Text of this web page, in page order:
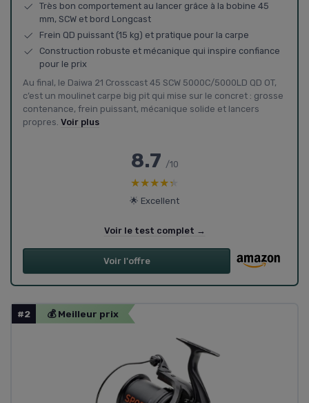
Très bon comportement au lancer grâce à la bobine 45
mm, SCW et bord Longcast
Frein QD puissant (15 kg) et pratique pour la carpe
Construction robuste et mécanique qui inspire confiance
pour le prix
Au final, le Daiwa 21 Crosscast 45 SCW 5000C/5000LD QD OT,
c’est un moulinet carpe big pit qui mise sur le concret : grosse
contenance, frein puissant, mécanique solide et lancers
propres. Voir plus
8.7 /10
★★★★★
★★★★★
🌟 Excellent
Voir le test complet →
Voir l'offre
#2 💰 Meilleur prix